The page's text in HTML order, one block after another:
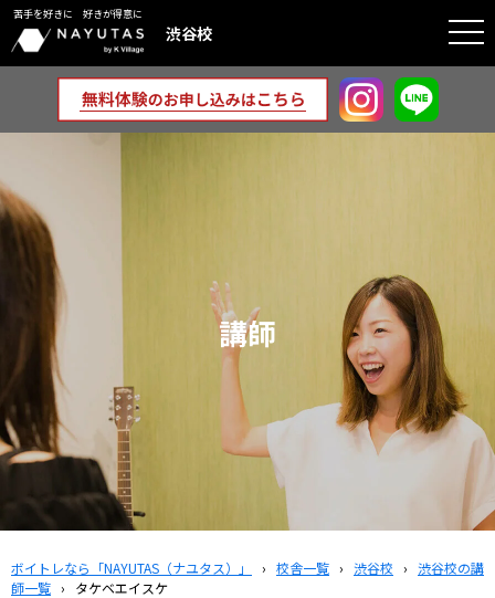
苦手を好きに 好きが得意に
渋谷校
講師
ボイトレなら「NAYUTAS（ナユタス）」 › 校舎一覧 › 渋谷校 › 渋谷校の講
師一覧 › タケベエイスケ